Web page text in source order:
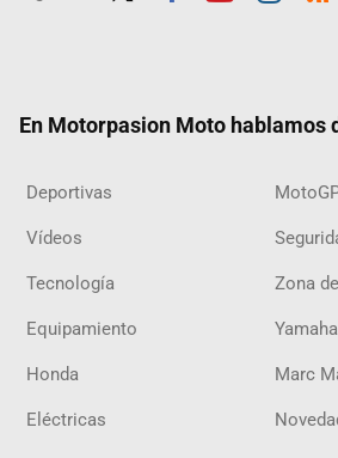
En Motorpasion Moto hablamos
Deportivas
Vídeos
Tecnología Zona
Equipamiento Yamaha
Honda Marc
Eléctricas